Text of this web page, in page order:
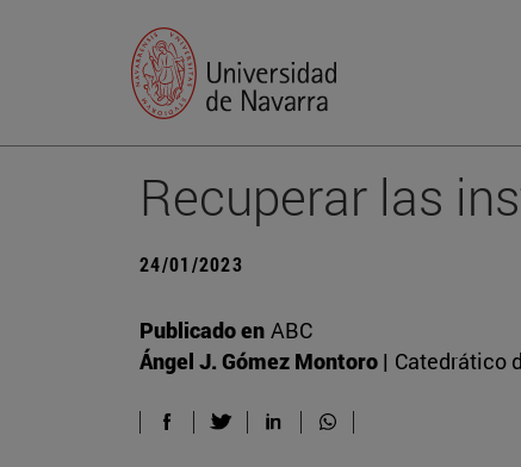
Recuperar las
24/01/2023
Publicado en ABC
Ángel J. Gómez Montoro | Catedrático